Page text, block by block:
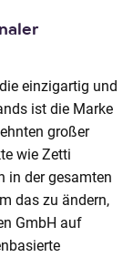
einzigartig und
ist die Marke
großer
wie Zetti
in der gesamten
das zu ändern,
GmbH auf